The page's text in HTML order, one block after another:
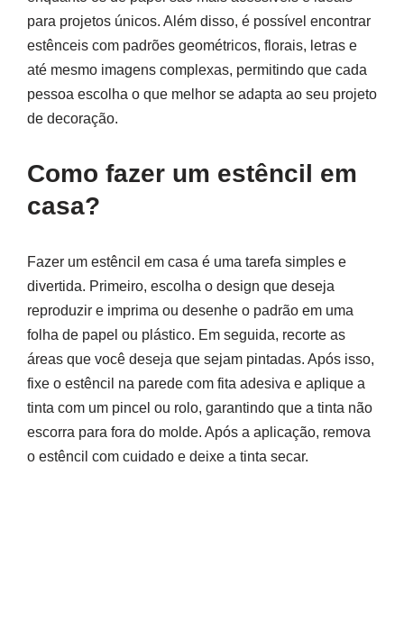
para projetos únicos. Além disso, é possível encontrar
estênceis com padrões geométricos, florais, letras e
até mesmo imagens complexas, permitindo que cada
pessoa escolha o que melhor se adapta ao seu projeto
de decoração.
Como fazer um estêncil em
casa?
Fazer um estêncil em casa é uma tarefa simples e
divertida. Primeiro, escolha o design que deseja
reproduzir e imprima ou desenhe o padrão em uma
folha de papel ou plástico. Em seguida, recorte as
áreas que você deseja que sejam pintadas. Após isso,
fixe o estêncil na parede com fita adesiva e aplique a
tinta com um pincel ou rolo, garantindo que a tinta não
escorra para fora do molde. Após a aplicação, remova
o estêncil com cuidado e deixe a tinta secar.